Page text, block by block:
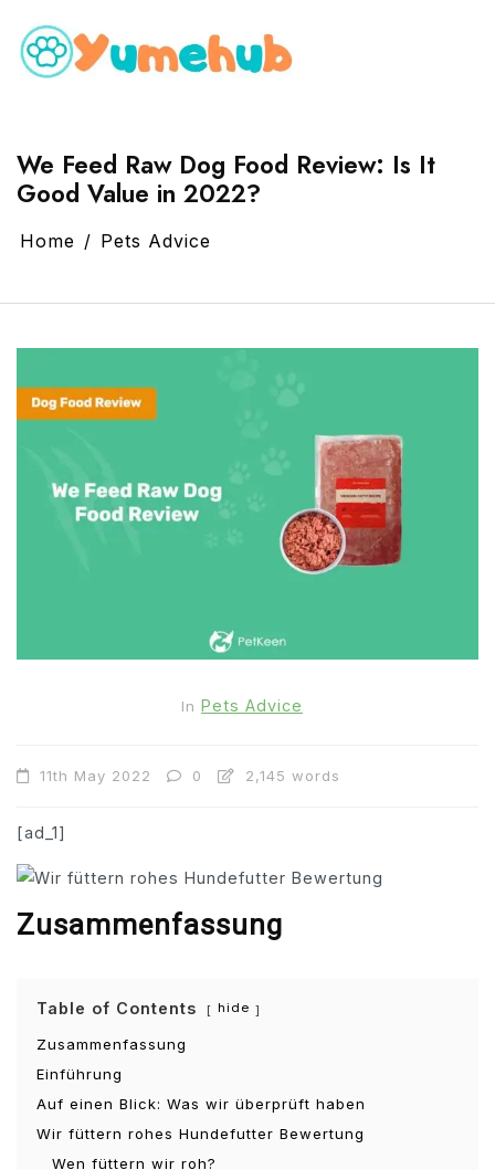
We Feed Raw Dog Food Review: Is It
Good Value in 2022?
Home Pets Advice
In Pets Advice
11th May 2022 0 2,145 words
[ad_1]
Zusammenfassung
Table of Contents hide
Zusammenfassung
Einführung
Auf einen Blick: Was wir überprüft haben
Wir füttern rohes Hundefutter Bewertung
Wen füttern wir roh?